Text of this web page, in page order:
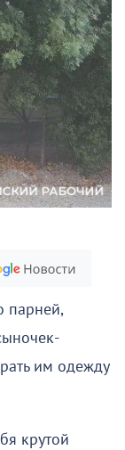
парней,
им одежду
крутой